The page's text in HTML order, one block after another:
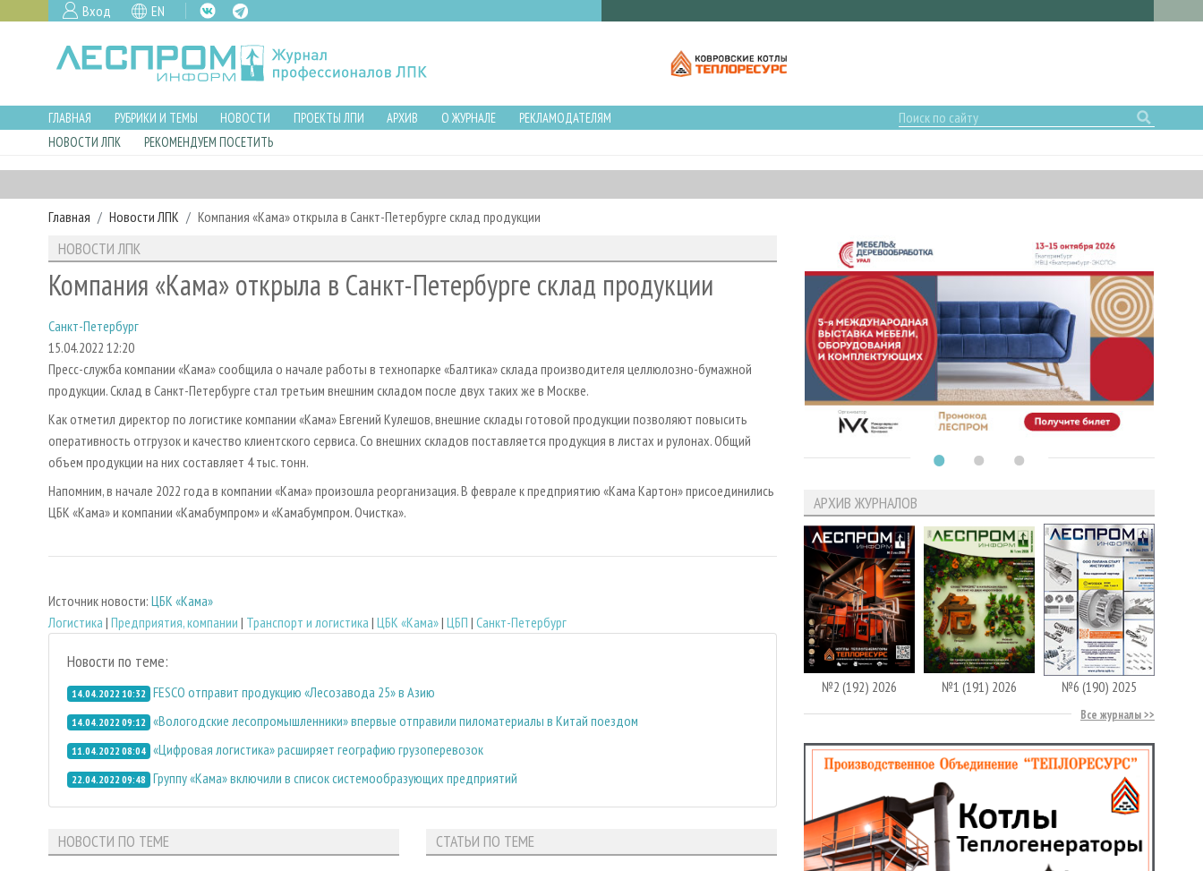
Вход EN
ГЛАВНАЯ РУБРИКИ И ТЕМЫ НОВОСТИ ПРОЕКТЫ ЛПИ АРХИВ О ЖУРНАЛЕ
РЕКЛАМОДАТЕЛЯМ
НОВОСТИ ЛПК
РЕКОМЕНДУЕМ ПОСЕТИТЬ
Главная Новости ЛПК Компания «Кама» открыла в Санкт-Петербурге склад продукции
НОВОСТИ ЛПК
Компания «Кама» открыла в Санкт-Петербурге склад продукции
Санкт-Петербург
15.04.2022 12:20
Пресс-служба компании «Кама» сообщила о начале работы в технопарке «Балтика» склада производителя целлюлозно-бумажной
продукции. Склад в Санкт-Петербурге стал третьим внешним складом после двух таких же в Москве.
Как отметил директор по логистике компании «Кама» Евгений Кулешов, внешние склады готовой продукции позволяют повысить
оперативность отгрузок и качество клиентского сервиса. Со внешних складов поставляется продукция в листах и рулонах. Общий
объем продукции на них составляет 4 тыс. тонн.
Напомним, в начале 2022 года в компании «Кама» произошла реорганизация. В феврале к предприятию «Кама Картон» присоединились
ЦБК «Кама» и компании «Камабумпром» и «Камабумпром. Очистка».
Источник новости: ЦБК «Кама»
Логистика | Предприятия, компании | Транспорт и логистика | ЦБК «Кама»| ЦБП | Санкт-Петербург
Новости по теме:
14.04.2022 10:32 FESCO отправит продукцию «Лесозавода 25» в Азию
14.04.2022 09:12 «Вологодские лесопромышленники» впервые отправили пиломатериалы в Китай поездом
11.04.2022 08:04 «Цифровая логистика» расширяет географию грузоперевозок
22.04.2022 09:48 Группу «Кама» включили в список системообразующих предприятий
НОВОСТИ ПО ТЕМЕ СТАТЬИ ПО ТЕМЕ
АРХИВ ЖУРНАЛОВ
№2 (192) 2026 №1 (191) 2026 №6 (190) 2025
Все журналы